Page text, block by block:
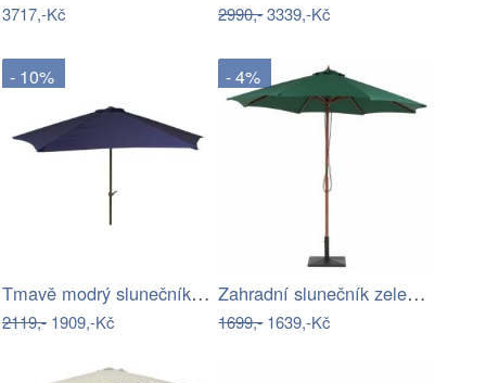
3717,-Kč 2990,-3339,-Kč
- 10%
Tmavě modrý slunečník 295x295 cm –…
2119,- 1909,-Kč
- 4%
Zahradní slunečník zelený kruhový…
1699,-1639,-Kč